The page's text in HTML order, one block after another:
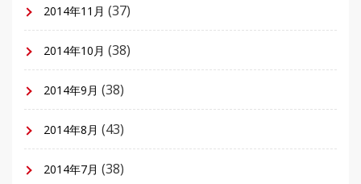
2014年11月 (37)
2014年10月 (38)
2014年9月 (38)
2014年8月 (43)
2014年7月 (38)